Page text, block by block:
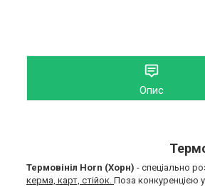
Опис
Термовініл Horn (Хорн) - спеціально
керма, карт, стійок. Поза конкуренцією